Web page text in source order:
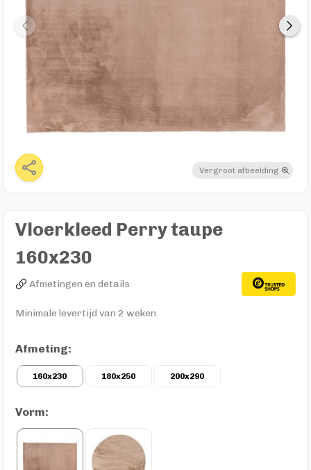
Vergroot afbeelding
Vloerkleed Perry taupe
160x230
Afmetingen en details
Minimale levertijd van 2 weken.
Afmeting:
160x230 180x250 200x290
Vorm: